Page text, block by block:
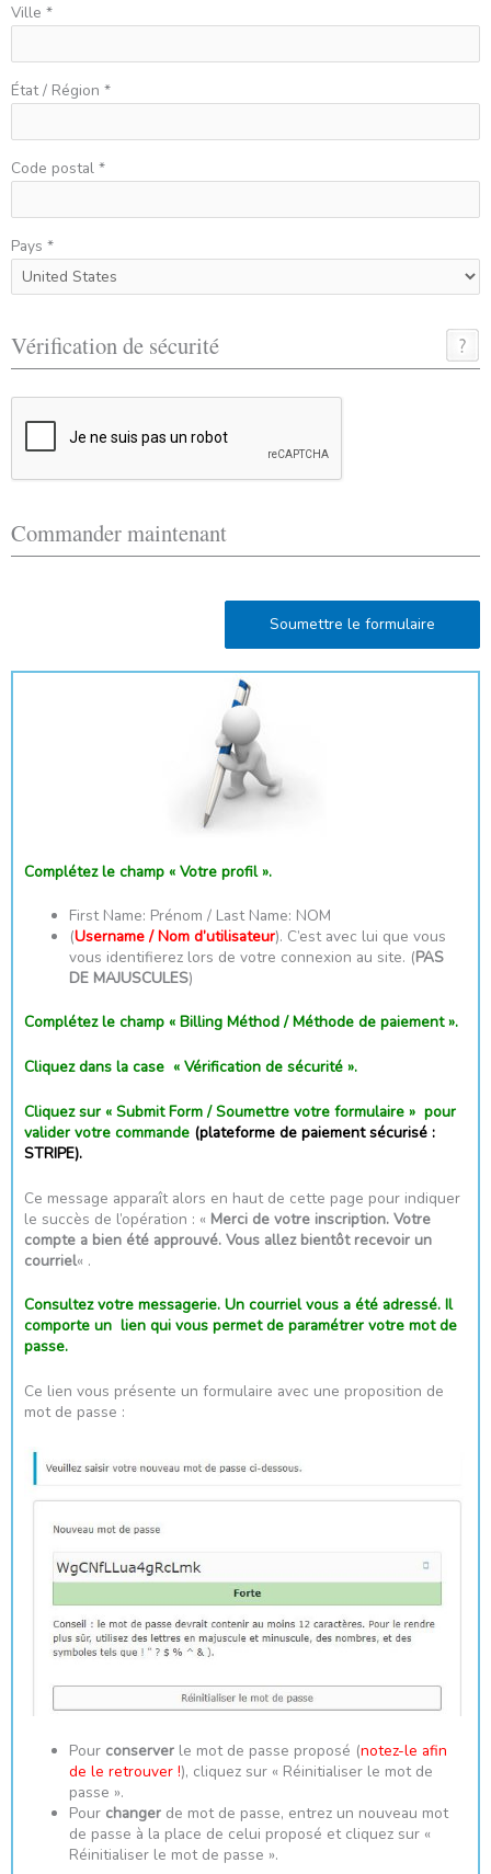
Ville *
État / Région *
Code postal *
Pays *
Vérification de sécurité
Commander maintenant
Soumettre le formulaire
Complétez le champ « Votre profil ».
First Name: Prénom / Last Name: NOM
(Username / Nom d’utilisateur). C’est avec lui que vous
vous identifierez lors de votre connexion au site. (PAS
DE MAJUSCULES)
Complétez le champ « Billing Méthod / Méthode de paiement ».
Cliquez dans la case « Vérification de sécurité ».
Cliquez sur « Submit Form / Soumettre votre formulaire » pour
valider votre commande (plateforme de paiement sécurisé :
STRIPE).
Ce message apparaît alors en haut de cette page pour indiquer
le succès de l’opération : « Merci de votre inscription. Votre
compte a bien été approuvé. Vous allez bientôt recevoir un
courriel« .
Consultez votre messagerie. Un courriel vous a été adressé. Il
comporte un lien qui vous permet de paramétrer votre mot de
passe.
Ce lien vous présente un formulaire avec une proposition de
mot de passe :
Pour conserver le mot de passe proposé (notez-le afin
de le retrouver !), cliquez sur « Réinitialiser le mot de
passe ».
Pour changer de mot de passe, entrez un nouveau mot
de passe à la place de celui proposé et cliquez sur «
Réinitialiser le mot de passe ».